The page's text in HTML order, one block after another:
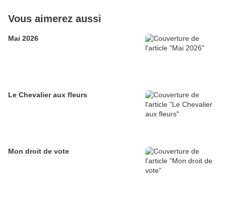
Vous aimerez aussi
Mai 2026
Le Chevalier aux fleurs
Mon droit de vote